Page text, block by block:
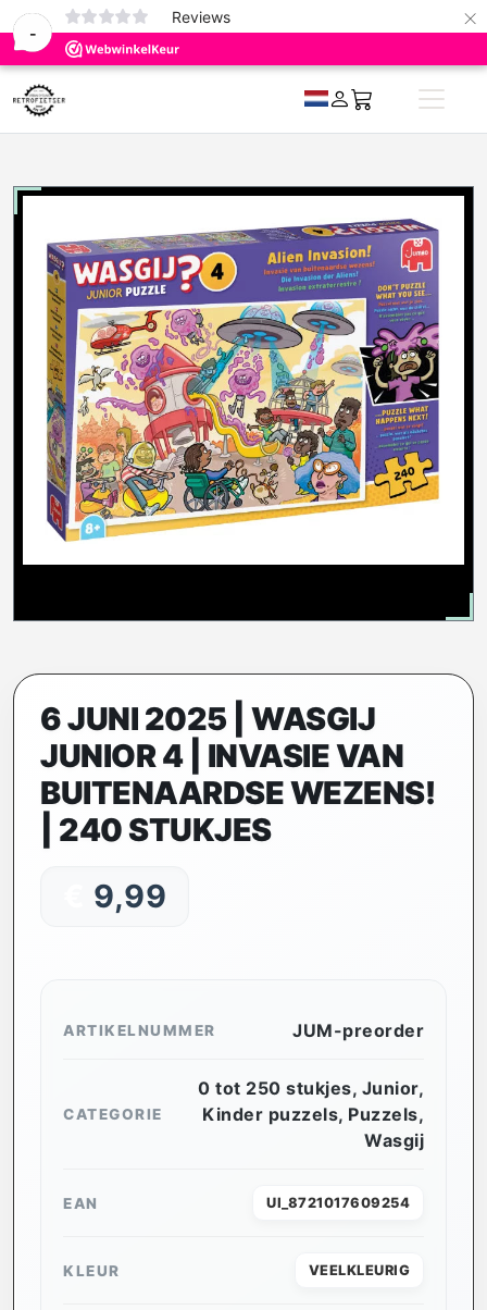
-
Reviews ×
6 JUNI 2025 | WASGIJ
JUNIOR 4 | INVASIE VAN
BUITENAARDSE WEZENS!
| 240 STUKJES
9,99
ARTIKELNUMMER JUM-preorder
CATEGORIE
0 tot 250 stukjes, Junior,
Kinder puzzels, Puzzels,
Wasgij
EAN UI_8721017609254
KLEUR VEELKLEURIG